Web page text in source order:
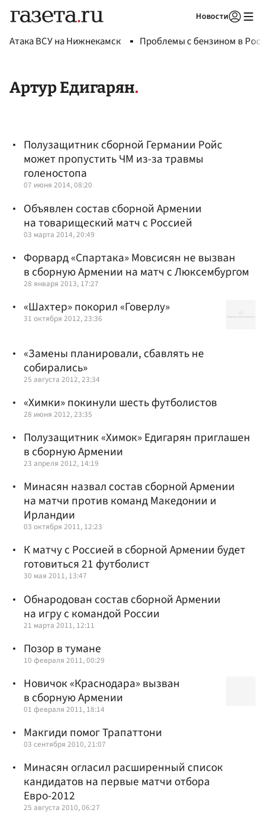
Новости
Атака ВСУ на Нижнекамск Проблемы с бензином в
Артур Едигарян
Полузащитник сборной Германии Ройс
может пропустить ЧМ из-за травмы
голеностопа
07 июня 2014, 08:20
Объявлен состав сборной Армении
на товарищеский матч с Россией
03 марта 2014, 20:49
Форвард «Спартака» Мовсисян не вызван
в сборную Армении на матч с Люксембургом
28 января 2013, 17:27
«Шахтер» покорил «Говерлу»
31 октября 2012, 23:36
«Замены планировали, сбавлять не
собирались»
25 августа 2012, 23:34
«Химки» покинули шесть футболистов
28 июня 2012, 23:35
Полузащитник «Химок» Едигарян приглашен
в сборную Армении
23 апреля 2012, 14:19
Минасян назвал состав сборной Армении
на матчи против команд Македонии и
Ирландии
03 октября 2011, 12:23
К матчу с Россией в сборной Армении будет
готовиться 21 футболист
30 мая 2011, 13:47
Обнародован состав сборной Армении
на игру с командой России
21 марта 2011, 12:11
Позор в тумане
10 февраля 2011, 00:29
Новичок «Краснодара» вызван
в сборную Армении
01 февраля 2011, 18:14
Макгиди помог Трапаттони
03 сентября 2010, 21:07
Минасян огласил расширенный список
кандидатов на первые матчи отбора
Евро-2012
25 августа 2010, 06:27